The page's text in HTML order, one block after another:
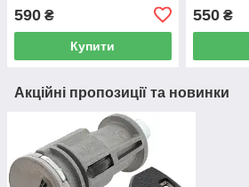
КІЛЬЦЕ 5 СК.
590 ₴
Купити
550₴
Акційні пропозиції та новинки